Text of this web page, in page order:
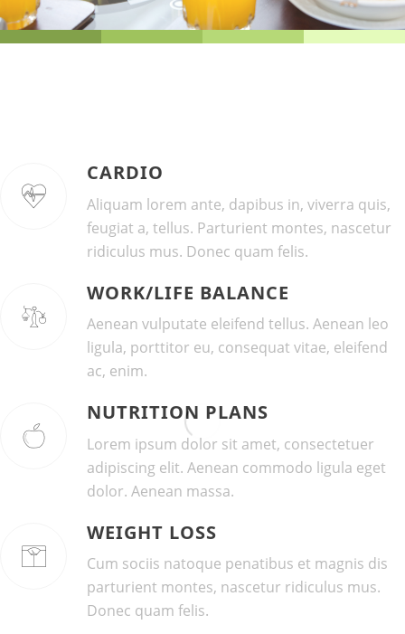
CARDIO
Aliquam lorem ante, dapibus in, viverra quis,
feugiat a, tellus. Parturient montes, nascetur
ridiculus mus. Donec quam felis.
WORK/LIFE BALANCE
Aenean vulputate eleifend tellus. Aenean leo
ligula, porttitor eu, consequat vitae, eleifend
ac, enim.
NUTRITION PLANS
Lorem ipsum dolor sit amet, consectetuer
adipiscing elit. Aenean commodo ligula eget
dolor. Aenean massa.
WEIGHT LOSS
Cum sociis natoque penatibus et magnis dis
parturient montes, nascetur ridiculus mus.
Donec quam felis.